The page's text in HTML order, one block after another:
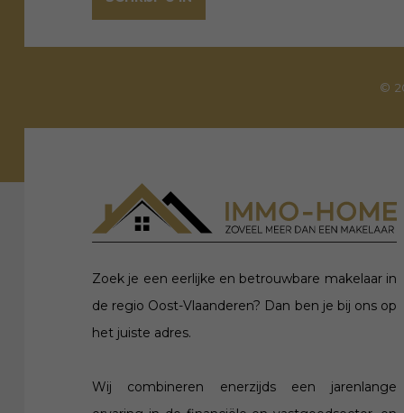
©
Zoek je een eerlijke en betrouwbare makelaar in
de regio Oost-Vlaanderen? Dan ben je bij ons op
het juiste adres.
Wij combineren enerzijds een jarenlange